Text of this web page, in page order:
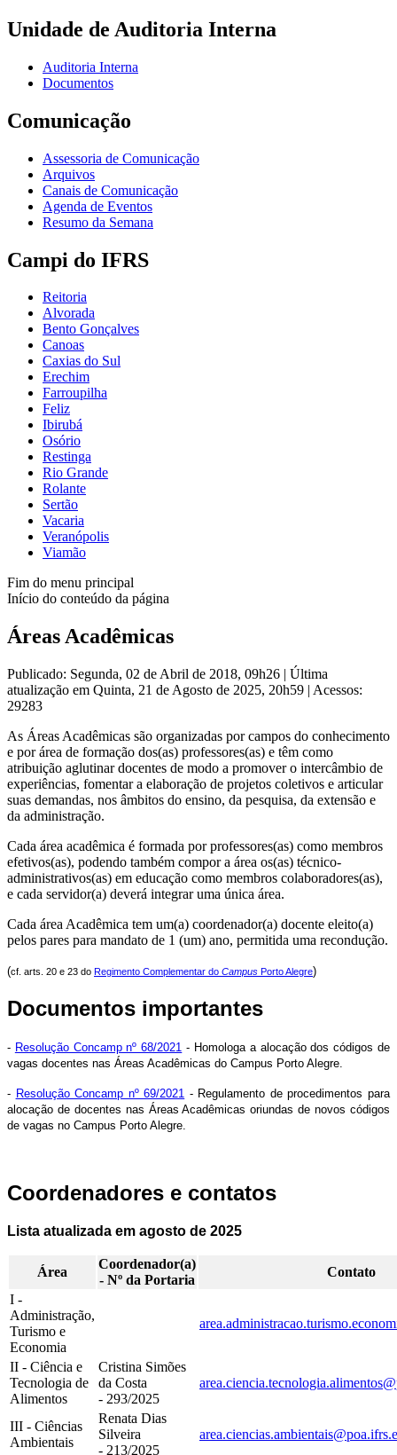
Unidade de Auditoria Interna
Auditoria Interna
Documentos
Comunicação
Assessoria de Comunicação
Arquivos
Canais de Comunicação
Agenda de Eventos
Resumo da Semana
Campi do IFRS
Reitoria
Alvorada
Bento Gonçalves
Canoas
Caxias do Sul
Erechim
Farroupilha
Feliz
Ibirubá
Osório
Restinga
Rio Grande
Rolante
Sertão
Vacaria
Veranópolis
Viamão
Fim do menu principal
Início do conteúdo da página
Áreas Acadêmicas
Publicado: Segunda, 02 de Abril de 2018, 09h26 | Última
atualização em Quinta, 21 de Agosto de 2025, 20h59 | Acessos:
29283
As Áreas Acadêmicas são organizadas por campos do conhecimento
e por área de formação dos(as) professores(as) e têm como
atribuição aglutinar docentes de modo a promover o intercâmbio de
experiências, fomentar a elaboração de projetos coletivos e articular
suas demandas, nos âmbitos do ensino, da pesquisa, da extensão e
da administração.
Cada área acadêmica é formada por professores(as) como membros
efetivos(as), podendo também compor a área os(as) técnico-
administrativos(as) em educação como membros colaboradores(as),
e cada servidor(a) deverá integrar uma única área.
Cada área Acadêmica tem um(a) coordenador(a) docente eleito(a)
pelos pares para mandato de 1 (um) ano, permitida uma recondução.
(cf. arts. 20 e 23 do Regimento Complementar do Campus Porto Alegre)
Documentos importantes
- Resolução Concamp nº 68/2021 - Homologa a alocação dos códigos de
vagas docentes nas Áreas Acadêmicas do Campus Porto Alegre.
- Resolução Concamp nº 69/2021 - Regulamento de procedimentos para
alocação de docentes nas Áreas Acadêmicas oriundas de novos códigos
de vagas no Campus Porto Alegre.
Coordenadores e contatos
Lista atualizada em agosto de 2025
Área
Coordenador(a)
- Nº da Portaria
Contato
I -
Administração,
Turismo e
Economia
II - Ciência e
Tecnologia de
Alimentos
Cristina Simões
da Costa
- 293/2025
III - Ciências
Ambientais
Renata Dias
Silveira
- 213/2025